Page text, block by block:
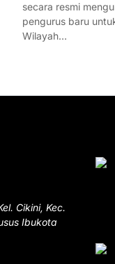
secara resmi
pengurus baru
Wilayah…
Cikini, Kec.
Ibukota